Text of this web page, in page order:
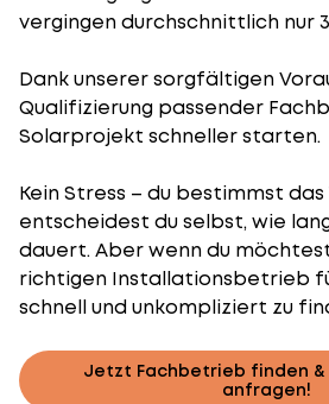
vergingen durchschnittlich nur
Dank unserer sorgfältigen
Qualifizierung passender
Solarprojekt schneller starten.
Kein Stress – du bestimmst
entscheidest du selbst, wie
dauert. Aber wenn du
richtigen Installationsbetrieb
schnell und unkompliziert zu
Jetzt Fachbetrieb finden &
anfragen!